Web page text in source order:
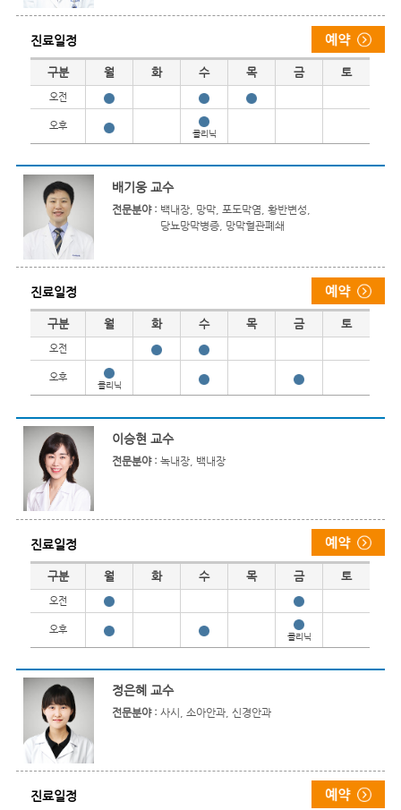
진료일정
진료일정
구분 월 화 수 목 금 토
오전
오후
클리닉
배기웅 교수
전문분야 : 백내장, 망막, 포도막염, 황반변성,
당뇨망막병증, 망막혈관폐쇄
진료일정
진료일정
구분 월 화 수 목 금 토
오전
오후
클리닉
이승현 교수
전문분야 : 녹내장, 백내장
진료일정
진료일정
구분 월 화 수 목 금 토
오전
오후
클리닉
정은혜 교수
전문분야 : 사시, 소아안과, 신경안과
진료일정